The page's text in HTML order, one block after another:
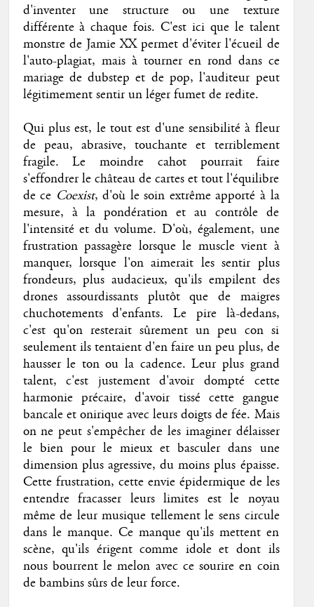
d'inventer une structure ou une texture
différente à chaque fois. C'est ici que le talent
monstre de Jamie XX permet d'éviter l'écueil de
l'auto-plagiat, mais à tourner en rond dans ce
mariage de dubstep et de pop, l'auditeur peut
légitimement sentir un léger fumet de redite.
Qui plus est, le tout est d'une sensibilité à fleur
de peau, abrasive, touchante et terriblement
fragile. Le moindre cahot pourrait faire
s'effondrer le château de cartes et tout l'équilibre
de ce Coexist, d'où le soin extrême apporté à la
mesure, à la pondération et au contrôle de
l'intensité et du volume. D'où, également, une
frustration passagère lorsque le muscle vient à
manquer, lorsque l'on aimerait les sentir plus
frondeurs, plus audacieux, qu'ils empilent des
drones assourdissants plutôt que de maigres
chuchotements d'enfants. Le pire là-dedans,
c'est qu'on resterait sûrement un peu con si
seulement ils tentaient d'en faire un peu plus, de
hausser le ton ou la cadence. Leur plus grand
talent, c'est justement d'avoir dompté cette
harmonie précaire, d'avoir tissé cette gangue
bancale et onirique avec leurs doigts de fée. Mais
on ne peut s'empêcher de les imaginer délaisser
le bien pour le mieux et basculer dans une
dimension plus agressive, du moins plus épaisse.
Cette frustration, cette envie épidermique de les
entendre fracasser leurs limites est le noyau
même de leur musique tellement le sens circule
dans le manque. Ce manque qu'ils mettent en
scène, qu'ils érigent comme idole et dont ils
nous bourrent le melon avec ce sourire en coin
de bambins sûrs de leur force.